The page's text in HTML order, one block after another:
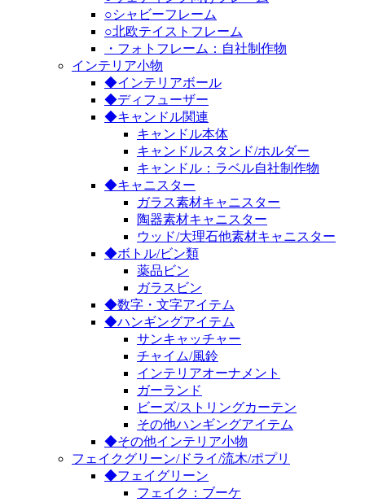
○シャビーフレーム
○北欧テイストフレーム
・フォトフレーム：自社制作物
インテリア小物
◆インテリアボール
◆ディフューザー
◆キャンドル関連
キャンドル本体
キャンドルスタンド/ホルダー
キャンドル：ラベル自社制作物
◆キャニスター
ガラス素材キャニスター
陶器素材キャニスター
ウッド/大理石他素材キャニスター
◆ボトル/ビン類
薬品ビン
ガラスビン
◆数字・文字アイテム
◆ハンギングアイテム
サンキャッチャー
チャイム/風鈴
インテリアオーナメント
ガーランド
ビーズ/ストリングカーテン
その他ハンギングアイテム
◆その他インテリア小物
フェイクグリーン/ドライ/流木/ポプリ
◆フェイグリーン
フェイク：ブーケ